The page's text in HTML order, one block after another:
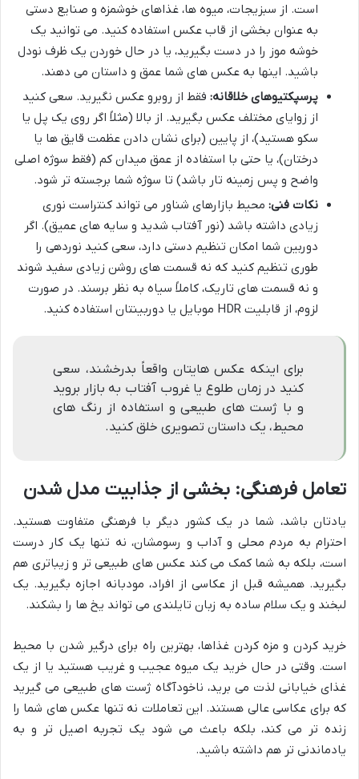
است. از سبزیجات، میوه ها، غذاهای خوشمزه و صنایع دستی
به عنوان بخشی از قاب عکس استفاده کنید. می توانید یک
خوشه موز را در دست بگیرید، یا در حال خوردن یک ظرف نودل
باشید. اینها به عکس های شما عمق و داستان می دهند.
پرسپکتیوهای خلاقانه: فقط از روبرو عکس نگیرید. سعی کنید
از زوایای مختلف عکس بگیرید. از بالا (مثلاً اگر روی یک پل یا
سکو هستید)، از پایین (برای نشان دادن عظمت قایق ها یا
درختان)، یا حتی با استفاده از عمق میدان کم (فقط سوژه اصلی
واضح و پس زمینه تار باشد) تا سوژه شما برجسته تر شود.
نکات فنی: محیط بازارهای شناور می تواند کنتراست نوری
زیادی داشته باشد (نور آفتاب شدید و سایه های عمیق). اگر
دوربین شما امکان تنظیم دستی دارد، سعی کنید نوردهی را
طوری تنظیم کنید که نه قسمت های روشن زیادی سفید شوند
و نه قسمت های تاریک، کاملاً سیاه به نظر برسند. در صورت
لزوم، از قابلیت HDR موبایل یا دوربینتان استفاده کنید.
برای اینکه عکس هایتان واقعاً بدرخشند، سعی
کنید در زمان طلوع یا غروب آفتاب به بازار بروید
و با ژست های طبیعی و استفاده از رنگ های
محیط، یک داستان تصویری خلق کنید.
تعامل فرهنگی: بخشی از جذابیت مدل شدن
یادتان باشد، شما در یک کشور دیگر با فرهنگی متفاوت هستید.
احترام به مردم محلی و آداب و رسومشان، نه تنها یک کار درست
است، بلکه به شما کمک می کند عکس های طبیعی تر و زیباتری هم
بگیرید. همیشه قبل از عکاسی از افراد، مودبانه اجازه بگیرید. یک
لبخند و یک سلام ساده به زبان تایلندی می تواند یخ ها را بشکند.
خرید کردن و مزه کردن غذاها، بهترین راه برای درگیر شدن با محیط
است. وقتی در حال خرید یک میوه عجیب و غریب هستید یا از یک
غذای خیابانی لذت می برید، ناخودآگاه ژست های طبیعی می گیرید
که برای عکاسی عالی هستند. این تعاملات نه تنها عکس های شما را
زنده تر می کند، بلکه باعث می شود یک تجربه اصیل تر و به
یادماندنی تر هم داشته باشید.